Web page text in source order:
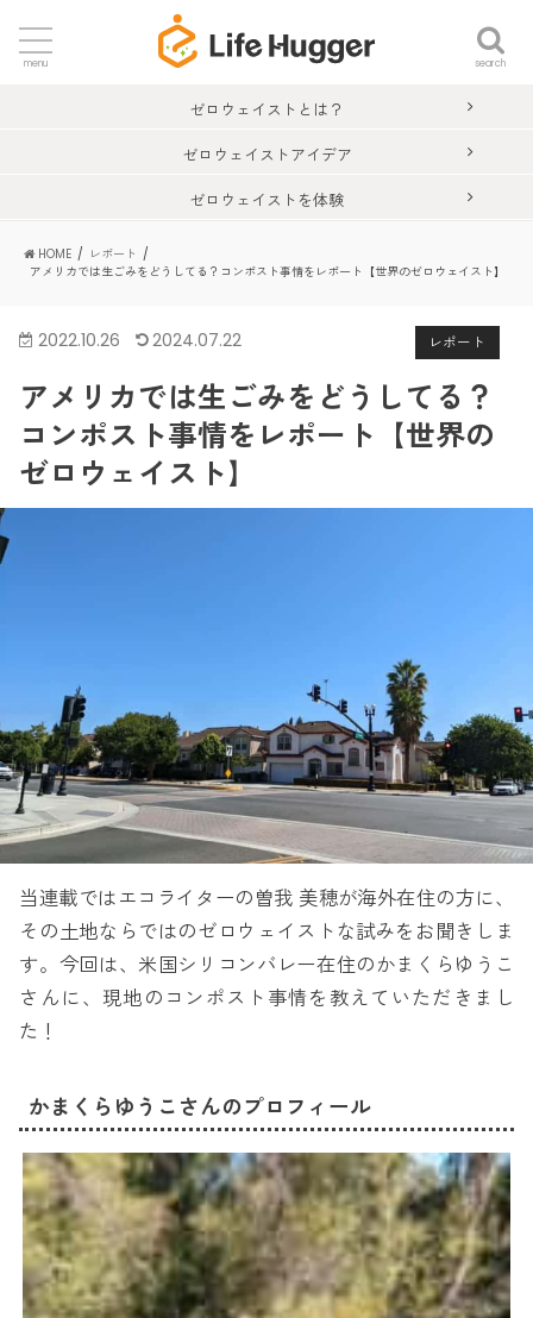
search
menu
ゼロウェイストとは？
ゼロウェイストアイデア
ゼロウェイストを体験
HOME
レポート
アメリカでは生ごみをどうしてる？コンポスト事情をレポート【世界のゼロウェイスト】
レポート
2022.10.26 2024.07.22
アメリカでは生ごみをどうしてる？
コンポスト事情をレポート【世界の
ゼロウェイスト】
当連載ではエコライターの曽我 美穂が海外在住の方に、
その土地ならではのゼロウェイストな試みをお聞きしま
す。今回は、米国シリコンバレー在住のかまくらゆうこ
さんに、現地のコンポスト事情を教えていただきまし
た！
かまくらゆうこさんのプロフィール